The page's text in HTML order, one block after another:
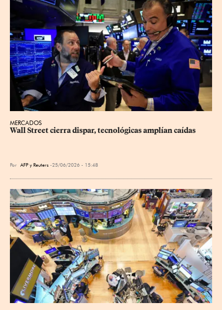
MERCADOS
Wall Street cierra dispar, tecnológicas amplían caídas
Por AFP yReuters 25/06/2026 - 15:48